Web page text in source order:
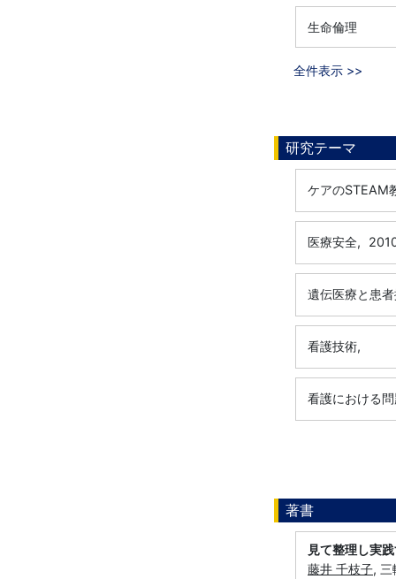
生命倫理
全件表示 >>
研究テーマ
ケアのSTEAM
医療安全,
遺伝医療と患
看護技術,
看護における
著書
見て整理し実
藤井 千枝子,